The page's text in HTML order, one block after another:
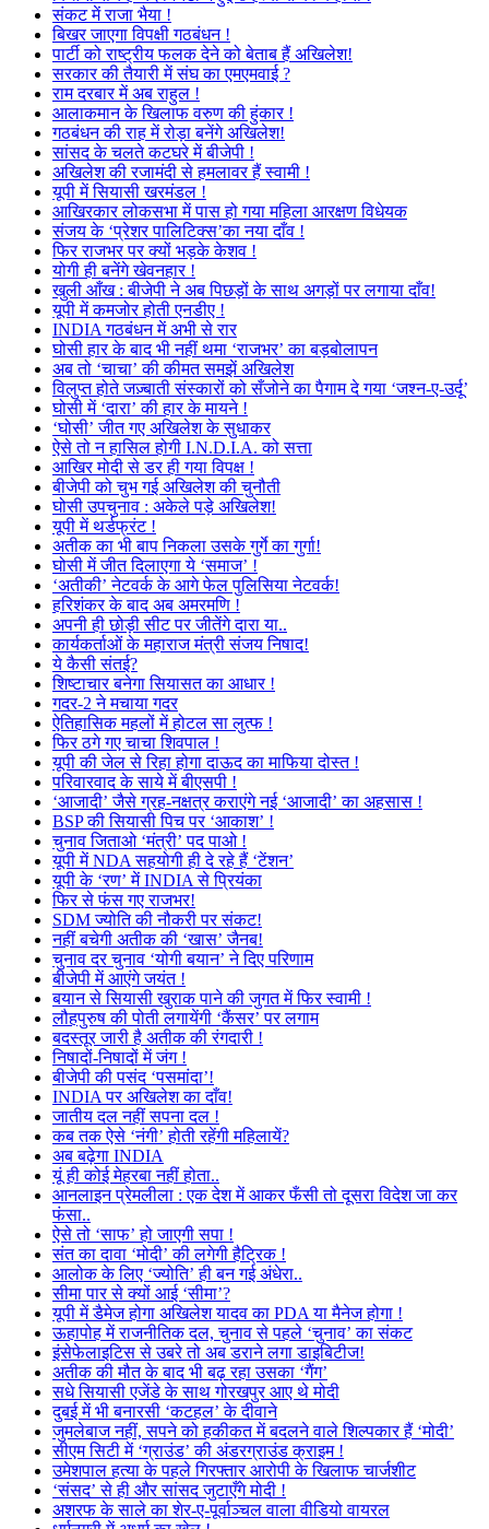
संकट में राजा भैया !
बिखर जाएगा विपक्षी गठबंधन !
पार्टी को राष्ट्रीय फलक देने को बेताब हैं अखिलेश!
सरकार की तैयारी में संघ का एमएमवाई ?
राम दरबार में अब राहुल !
आलाकमान के खिलाफ वरुण की हुंकार !
गठबंधन की राह में रोड़ा बनेंगे अखिलेश!
सांसद के चलते कटघरे में बीजेपी !
अखिलेश की रजामंदी से हमलावर हैं स्वामी !
यूपी में सियासी खरमंडल !
आखिरकार लोकसभा में पास हो गया महिला आरक्षण विधेयक
संजय के ‘प्रेशर पालिटिक्स’का नया दाँव !
फिर राजभर पर क्यों भड़के केशव !
योगी ही बनेंगे खेवनहार !
खुली आँख : बीजेपी ने अब पिछड़ों के साथ अगड़ों पर लगाया दाँव!
यूपी में कमजोर होती एनडीए !
INDIA गठबंधन में अभी से रार
घोसी हार के बाद भी नहीं थमा ‘राजभर’ का बड़बोलापन
अब तो ‘चाचा’ की कीमत समझें अखिलेश
विलुप्त होते जज़्बाती संस्कारों को सँजोने का पैगाम दे गया ‘जश्न-ए-उर्दू’
घोसी में ‘दारा’ की हार के मायने !
‘घोसी’ जीत गए अखिलेश के सुधाकर
ऐसे तो न हासिल होगी I.N.D.I.A. को सत्ता
आखिर मोदी से डर ही गया विपक्ष !
बीजेपी को चुभ गई अखिलेश की चुनौती
घोसी उपचुनाव : अकेले पड़े अखिलेश!
यूपी में थर्डफ्रंट !
अतीक का भी बाप निकला उसके गुर्गे का गुर्गा!
घोसी में जीत दिलाएगा ये ‘समाज’ !
‘अतीकी’ नेटवर्क के आगे फेल पुलिसिया नेटवर्क!
हरिशंकर के बाद अब अमरमणि !
अपनी ही छोड़ी सीट पर जीतेंगे दारा या..
कार्यकर्ताओं के महाराज मंत्री संजय निषाद!
ये कैसी संतई?
शिष्टाचार बनेगा सियासत का आधार !
गदर-2 ने मचाया गदर
ऐतिहासिक महलों में होटल सा लुत्फ !
फिर ठगे गए चाचा शिवपाल !
यूपी की जेल से रिहा होगा दाऊद का माफिया दोस्त !
परिवारवाद के साये में बीएसपी !
‘आजादी’ जैसे ग्रह-नक्षत्र कराएंगे नई ‘आजादी’ का अहसास !
BSP की सियासी पिच पर ‘आकाश’ !
चुनाव जिताओ ‘मंत्री’ पद पाओ !
यूपी में NDA सहयोगी ही दे रहे हैं ‘टेंशन’
यूपी के ‘रण’ में INDIA से प्रियंका
फिर से फंस गए राजभर!
SDM ज्योति की नौकरी पर संकट!
नहीं बचेगी अतीक की ‘खास’ जैनब!
चुनाव दर चुनाव ‘योगी बयान’ ने दिए परिणाम
बीजेपी में आएंगे जयंत !
बयान से सियासी खुराक पाने की जुगत में फिर स्वामी !
लौहपुरुष की पोती लगायेंगी ‘कैंसर’ पर लगाम
बदस्तूर जारी है अतीक की रंगदारी !
निषादों-निषादों में जंग !
बीजेपी की पसंद ‘पसमांदा’!
INDIA पर अखिलेश का दाँव!
जातीय दल नहीं सपना दल !
कब तक ऐसे ‘नंगी’ होती रहेंगी महिलायें?
अब बढ़ेगा INDIA
यूं ही कोई मेहरबा नहीं होता..
आनलाइन प्रेमलीला : एक देश में आकर फँसी तो दूसरा विदेश जा कर
फंसा..
ऐसे तो ‘साफ’ हो जाएगी सपा !
संत का दावा ‘मोदी’ की लगेगी हैट्रिक !
आलोक के लिए ‘ज्योति’ ही बन गई अंधेरा..
सीमा पार से क्यों आई ‘सीमा’?
यूपी में डैमेज होगा अखिलेश यादव का PDA या मैनेज होगा !
ऊहापोह में राजनीतिक दल, चुनाव से पहले ‘चुनाव’ का संकट
इंसेफेलाइटिस से उबरे तो अब डराने लगा डाइबिटीज!
अतीक की मौत के बाद भी बढ़ रहा उसका ‘गैंग’
सधे सियासी एजेंडे के साथ गोरखपुर आए थे मोदी
दुबई में भी बनारसी ‘कटहल’ के दीवाने
जुमलेबाज नहीं, सपने को हकीकत में बदलने वाले शिल्पकार हैं ‘मोदी’
सीएम सिटी में ‘ग्राउंड’ की अंडरग्राउंड क्राइम !
उमेशपाल हत्या के पहले गिरफ्तार आरोपी के खिलाफ चार्जशीट
‘संसद’ से ही और सांसद जुटाएँगे मोदी !
अशरफ के साले का शेर-ए-पूर्वाञ्चल वाला वीडियो वायरल